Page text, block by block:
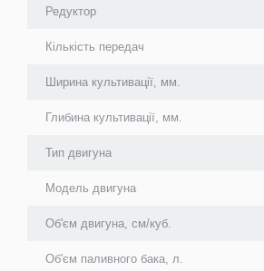
Редуктор
Кількість передач
Ширина культивації, мм.
Глибина культивації, мм.
Тип двигуна
Модель двигуна
Об'єм двигуна, см/куб.
Об'єм паливного бака, л.